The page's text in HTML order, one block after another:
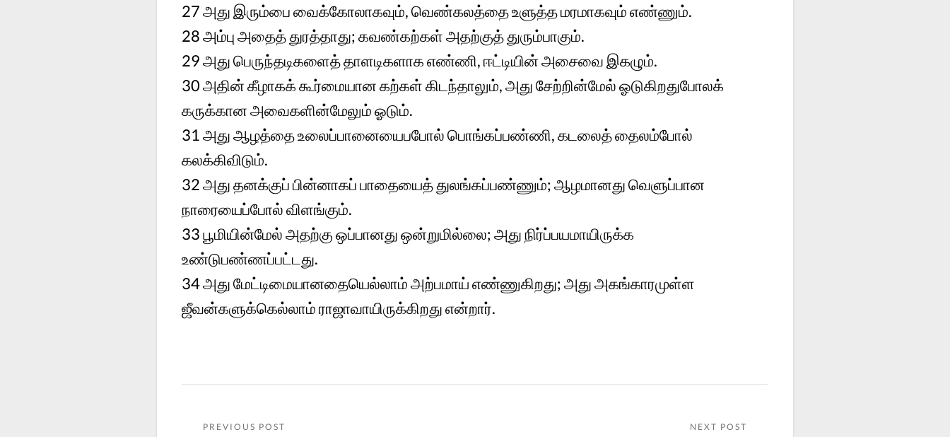
27அது இரும்பை வைக்கோலாகவும், வெண்கலத்தை உளுத்த மரமாகவும் எண்ணும்.
28அம்பு அதைத் துரத்தாது; கவண்கற்கள் அதற்குத் துரும்பாகும்.
29அது பெருந்தடிகளைத் தாளடிகளாக எண்ணி, ஈட்டியின் அசைவை இகழும்.
30அதின் கீழாகக் கூர்மையான கற்கள் கிடந்தாலும், அது சேற்றின்மேல் ஓடுகிறதுபோலக்
கருக்கான அவைகளின்மேலும் ஓடும்.
31அது ஆழத்தை உலைப்பானையைபபோல் பொங்கப்பண்ணி, கடலைத் தைலம்போல்
கலக்கிவிடும்.
32அது தனக்குப் பின்னாகப் பாதையைத் துலங்கப்பண்ணும்; ஆழமானது வெளுப்பான
நாரையைப்போல் விளங்கும்.
33பூமியின்மேல் அதற்கு ஒப்பானது ஒன்றுமில்லை; அது நிர்ப்பயமாயிருக்க
உண்டுபண்ணப்பட்டது.
34அது மேட்டிமையானதையெல்லாம் அற்பமாய் எண்ணுகிறது; அது அகங்காரமுள்ள
ஜீவன்களுக்கெல்லாம் ராஜாவாயிருக்கிறது என்றார்.